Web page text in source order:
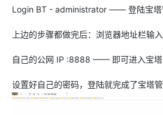
Login BT - administrator —— 登陆宝塔
上边的步骤都做完后：浏览器地址栏输入
自己的公网 IP :8888 —— 即可进入宝塔
设置好自己的密码，登陆就完成了宝塔